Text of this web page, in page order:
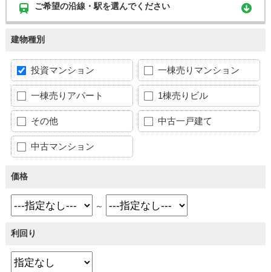
ご希望の沿線・駅を選んでください
建物種別
投資マンション 一棟売りマンション
一棟売りアパート 1棟売りビル
その他 中古一戸建て
中古マンション
価格
～
利回り